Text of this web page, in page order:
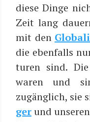
die­se Din­ge
Zeit lang
mit den
die eben­falls
tu­ren sind.
waren und
zugäng­lich, sie
ger und